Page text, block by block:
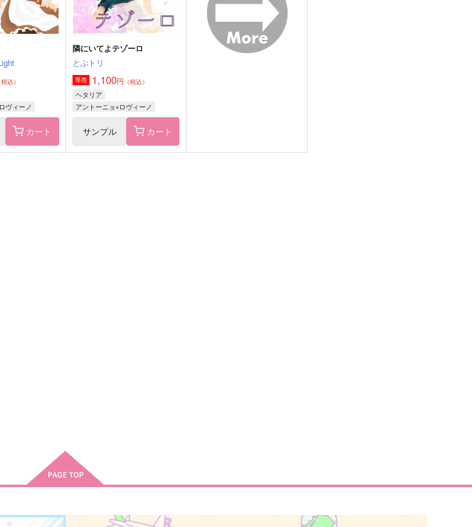
作品詳細 サンプル 作品詳細 サンプル 作品詳細
税込）
ヴィーノ
カート
隣にいてよテゾーロ
とぶトリ
専売 1,100円 （税込）
ヘタリア
アントーニョ×ロヴィーノ
サンプル カート